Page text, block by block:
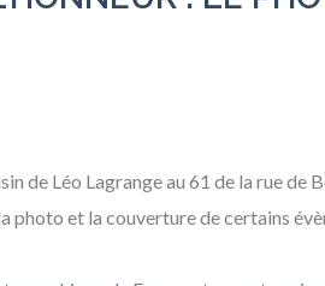
de Léo Lagrange au 61 de la rue de
photo et la couverture de certains